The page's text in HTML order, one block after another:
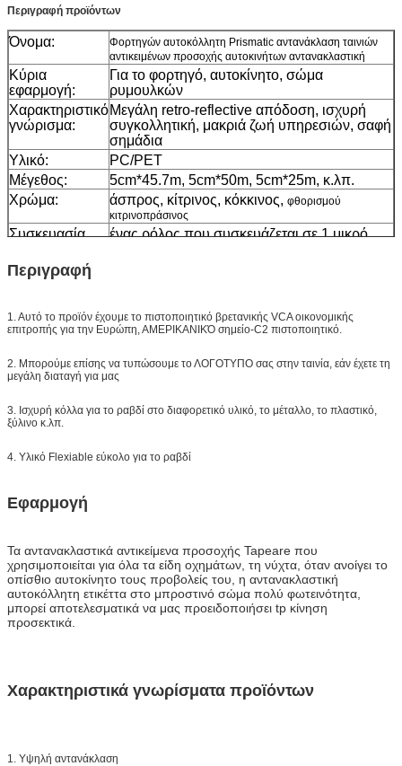
Περιγραφή προϊόντων
Όνομα:
Φορτηγών αυτοκόλλητη Prismatic αντανάκλαση ταινιών
αντικειμένων προσοχής αυτοκινήτων αντανακλαστική
Κύρια
εφαρμογή:
Για το φορτηγό, αυτοκίνητο, σώμα
ρυμουλκών
Χαρακτηριστικό
γνώρισμα:
Μεγάλη retro-reflective απόδοση, ισχυρή
συγκολλητική, μακριά ζωή υπηρεσιών, σαφή
σημάδια
Υλικό:
PC/PET
Μέγεθος:
5cm*45.7m, 5cm*50m, 5cm*25m, κ.λπ.
Χρώμα:
άσπρος, κίτρινος, κόκκινος, φθορισμού
κιτρινοπράσινος
Συσκευασία
ένας ρόλος που συσκευάζεται σε 1 μικρό
Δείγμα:
διαταγής
Περιγραφή
1. Αυτό το προϊόν έχουμε το πιστοποιητικό βρετανικής VCA οικονομικής
επιτροπής για την Ευρώπη, ΑΜΕΡΙΚΑΝΙΚΌ σημείο-C2 πιστοποιητικό.
2. Μπορούμε επίσης να τυπώσουμε το ΛΟΓΟΤΥΠΟ σας στην ταινία, εάν έχετε τη
μεγάλη διαταγή για μας
3. Ισχυρή κόλλα για το ραβδί στο διαφορετικό υλικό, το μέταλλο, το πλαστικό,
ξύλινο κ.λπ.
4. Υλικό Flexiable εύκολο για το ραβδί
Εφαρμογή
Τα αντανακλαστικά αντικείμενα προσοχής Tapeare που
χρησιμοποιείται για όλα τα είδη οχημάτων, τη νύχτα, όταν ανοίγει το
οπίσθιο αυτοκίνητο τους προβολείς του, η αντανακλαστική
αυτοκόλλητη ετικέττα στο μπροστινό σώμα πολύ φωτεινότητα,
μπορεί αποτελεσματικά να μας προειδοποιήσει tp κίνηση
προσεκτικά.
Χαρακτηριστικά γνωρίσματα προϊόντων
1. Υψηλή αντανάκλαση